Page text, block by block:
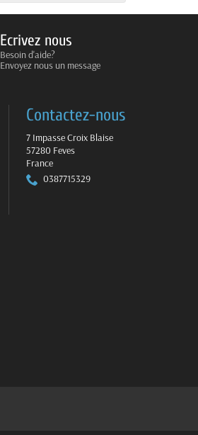
Ecrivez nous
Besoin d'aide?
Envoyez nous un message
Contactez-nous
7 Impasse Croix Blaise
57280 Feves
France
0387715329